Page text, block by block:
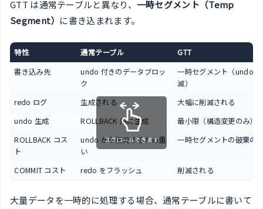
GTT は通常テーブルと異なり、 一時セグメント（Temp
Segment） に書き込まれます。
特性 通常テーブル
GTT
書き込み先
undo 付きのデータブロッ
ク
一時セグメント（undo
減）
redo ログ
生成される
大幅に削減される
undo 生成
ROLLBACK 用に生成
最小限（構造変更のみ）
ROLLBACK コス
ト
undo から復元するため重
い
一時セグメントの破棄の
COMMIT コスト redo をフラッシュ 削減される
スクロールできます
大量データを一時的に処理する場合、通常テーブルに書いて